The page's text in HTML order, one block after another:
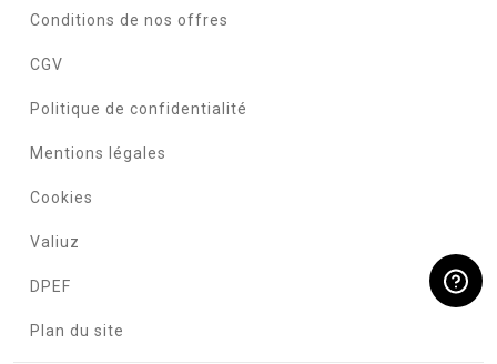
Conditions de nos offres
CGV
Politique de confidentialité
Mentions légales
Cookies
Valiuz
DPEF
Plan du site